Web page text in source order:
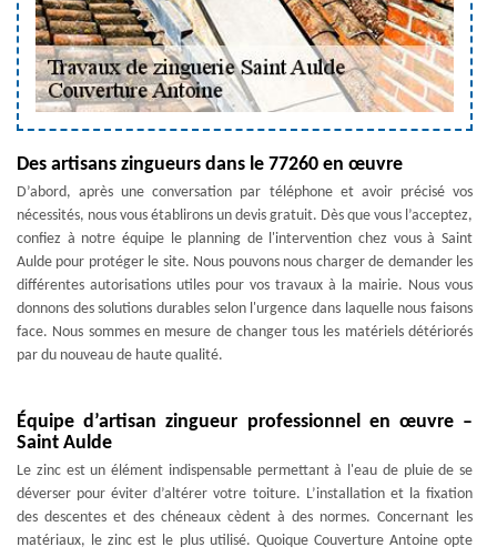
Des artisans zingueurs dans le 77260 en œuvre
D’abord, après une conversation par téléphone et avoir précisé vos
nécessités, nous vous établirons un devis gratuit. Dès que vous l’acceptez,
confiez à notre équipe le planning de l'intervention chez vous à Saint
Aulde pour protéger le site. Nous pouvons nous charger de demander les
différentes autorisations utiles pour vos travaux à la mairie. Nous vous
donnons des solutions durables selon l'urgence dans laquelle nous faisons
face. Nous sommes en mesure de changer tous les matériels détériorés
par du nouveau de haute qualité.
Équipe d’artisan zingueur professionnel en œuvre –
Saint Aulde
Le zinc est un élément indispensable permettant à l'eau de pluie de se
déverser pour éviter d’altérer votre toiture. L’installation et la fixation
des descentes et des chéneaux cèdent à des normes. Concernant les
matériaux, le zinc est le plus utilisé. Quoique Couverture Antoine opte